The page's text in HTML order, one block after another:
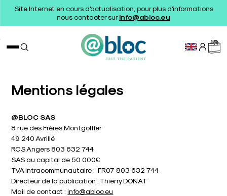
Site Internet en cours d'actualisation, pour plus d'informations
nous contacter surinfo@abloc.eu
Mentions légales
@BLOC SAS
8 rue des Frères Montgolfier
49 240 Avrillé
RCS Angers 803 632 744
SAS au capital de 50 000€
TVA Intracommunautaire : FR07 803 632 744
Directeur de la publication : Thierry DONAT
Mail de contact :info@abloc.eu